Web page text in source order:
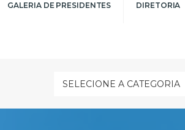
GALERIA DE PRESIDENTES DIRETORIA